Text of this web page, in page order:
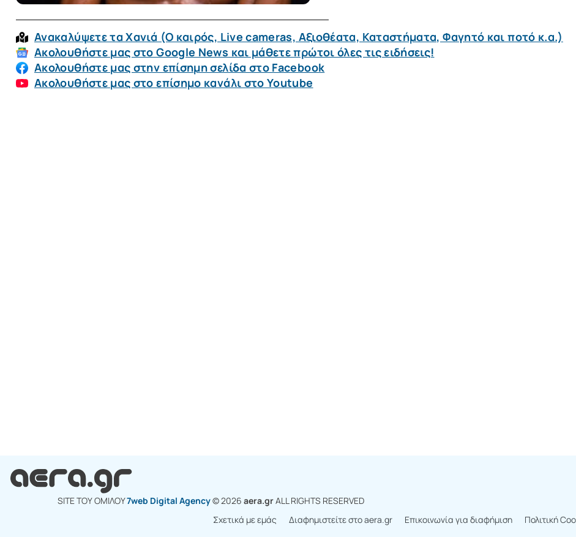
Ανακαλύψετε τα Χανιά (O καιρός, Live cameras, Αξιοθέατα, Καταστήματα, Φαγητό και ποτό κ.α.)
Ακολουθήστε μας στο Google News και μάθετε πρώτοι όλες τις ειδήσεις!
Ακολουθήστε μας στην επίσημη σελίδα στο Facebook
Ακολουθήστε μας στο επίσημο κανάλι στο Youtube
SITE ΤΟΥ ΟΜΙΛΟY7web Digital Agency© 2026 aera.grALL RIGHTS RESERVED
Σχετικά με εμάς Διαφημιστείτε στο aera.gr Επικοινωνία για διαφήμιση Πολιτική